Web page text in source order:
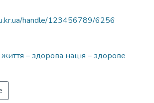
handle/123456789/6256
– здорова нація – здорове